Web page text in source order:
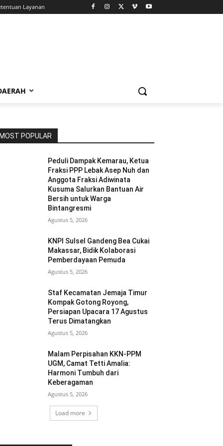
Layanan
POPULAR
Peduli Dampak Kemarau, Ketua
Fraksi PPP Lebak Asep Nuh dan
Anggota Fraksi Adiwinata
Kusuma Salurkan Bantuan Air
Bersih untuk Warga
Bintangresmi
Agustus 5, 2026
KNPI Sulsel Gandeng Bea Cukai
Makassar, Bidik Kolaborasi
Pemberdayaan Pemuda
Agustus 5, 2026
Staf Kecamatan Jemaja Timur
Kompak Gotong Royong,
Persiapan Upacara 17 Agustus
Terus Dimatangkan ‎
Agustus 5, 2026
Malam Perpisahan KKN-PPM
UGM, Camat Tetti Amalia:
Harmoni Tumbuh dari
Keberagaman
Agustus 5, 2026
Load more